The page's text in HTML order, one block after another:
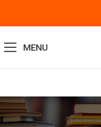
MENU